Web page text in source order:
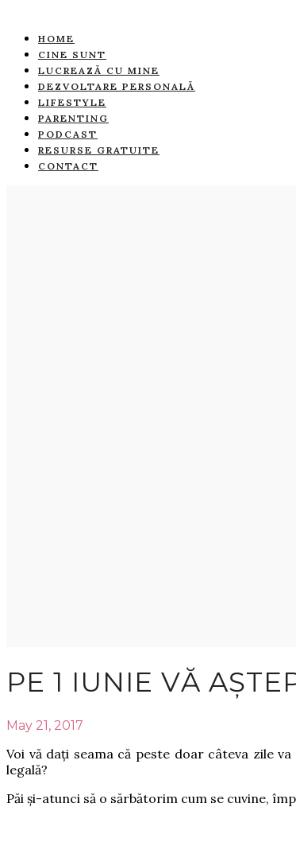
HOME
CINE SUNT
LUCREAZĂ CU MINE
DEZVOLTARE PERSONALĂ
LIFESTYLE
PARENTING
PODCAST
RESURSE GRATUITE
CONTACT
PE 1 IUNIE VĂ
May 21, 2017
Voi vă dați seama că peste doar câteva zile
legală?
Păi și-atunci să o sărbătorim cum se cuvine,